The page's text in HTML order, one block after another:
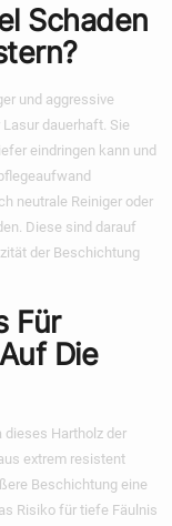
Schaden
und aggressive
dauerhaft. Sie
eindringen kann und
neutrale Reiniger oder
Diese sind darauf
der Beschichtung
Für
Die
dieses Hartholz der
extrem resistent
Beschichtung eine
Risiko für tiefe Fäulnis